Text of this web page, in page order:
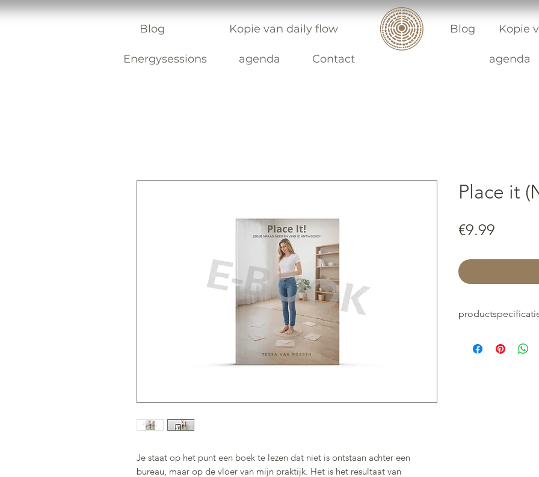
Blog Kopie van daily flow
Energysessions agenda Contact
Blog Kopie
agenda
Je staat op het punt een boek te lezen dat niet is ontstaan achter een
bureau, maar op de vloer van mijn praktijk. Het is het resultaat van
Place it
€9.99
Place it